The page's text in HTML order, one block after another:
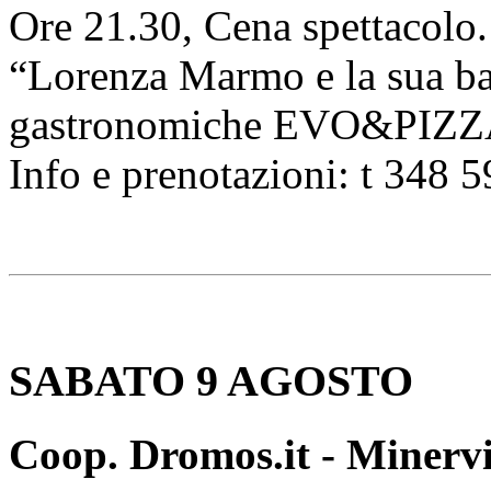
Ore 21.30, Cena
“Lorenza Marmo e la sua
gastronomiche
Info e prenotazioni: t 348
SABATO 9 AGOSTO
Coop. Dromos.it -